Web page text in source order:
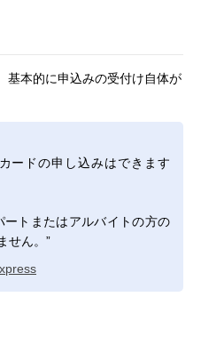
基本的に申込みの受付け自体が
ードの申し込みはできます
ートまたはアルバイトの方の
せん。”